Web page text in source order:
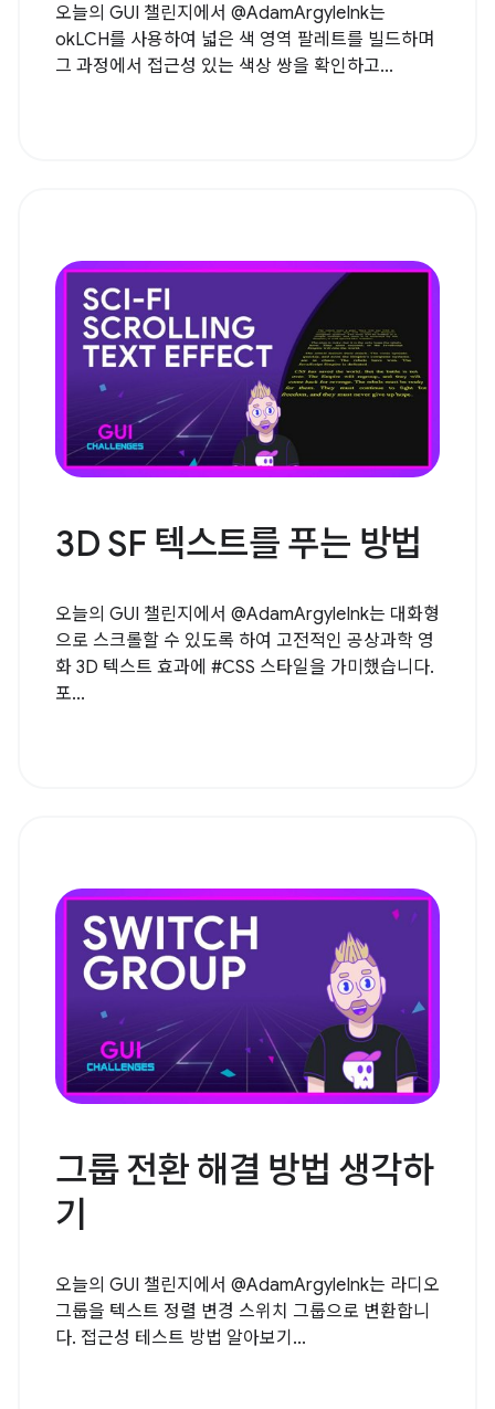
오늘의 GUI 챌린지에서 @AdamArgyleInk는
okLCH를 사용하여 넓은 색 영역 팔레트를 빌드하며
그 과정에서 접근성 있는 색상 쌍을 확인하고...
3D SF 텍스트를 푸는 방법
오늘의 GUI 챌린지에서 @AdamArgyleInk는 대화형
으로 스크롤할 수 있도록 하여 고전적인 공상과학 영
화 3D 텍스트 효과에 #CSS 스타일을 가미했습니다.
포...
그룹 전환 해결 방법 생각하
기
오늘의 GUI 챌린지에서 @AdamArgyleInk는 라디오
그룹을 텍스트 정렬 변경 스위치 그룹으로 변환합니
다. 접근성 테스트 방법 알아보기...